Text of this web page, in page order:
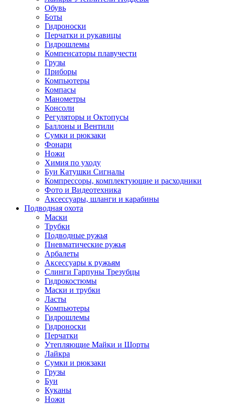
Обувь
Боты
Гидроноски
Перчатки и рукавицы
Гидрошлемы
Компенсаторы плавучести
Грузы
Приборы
Компьютеры
Компасы
Манометры
Консоли
Регуляторы и Октопусы
Баллоны и Вентили
Сумки и рюкзаки
Фонари
Ножи
Химия по уходу
Буи Катушки Сигналы
Компрессоры, комплектующие и расходники
Фото и Видеотехника
Аксессуары, шланги и карабины
Подводная охота
Маски
Трубки
Подводные ружья
Пневматические ружья
Арбалеты
Аксессуары к ружьям
Слинги Гарпуны Трезубцы
Гидрокостюмы
Маски и трубки
Ласты
Компьютеры
Гидрошлемы
Гидроноски
Перчатки
Утепляющие Майки и Шорты
Лайкра
Сумки и рюкзаки
Грузы
Буи
Куканы
Ножи